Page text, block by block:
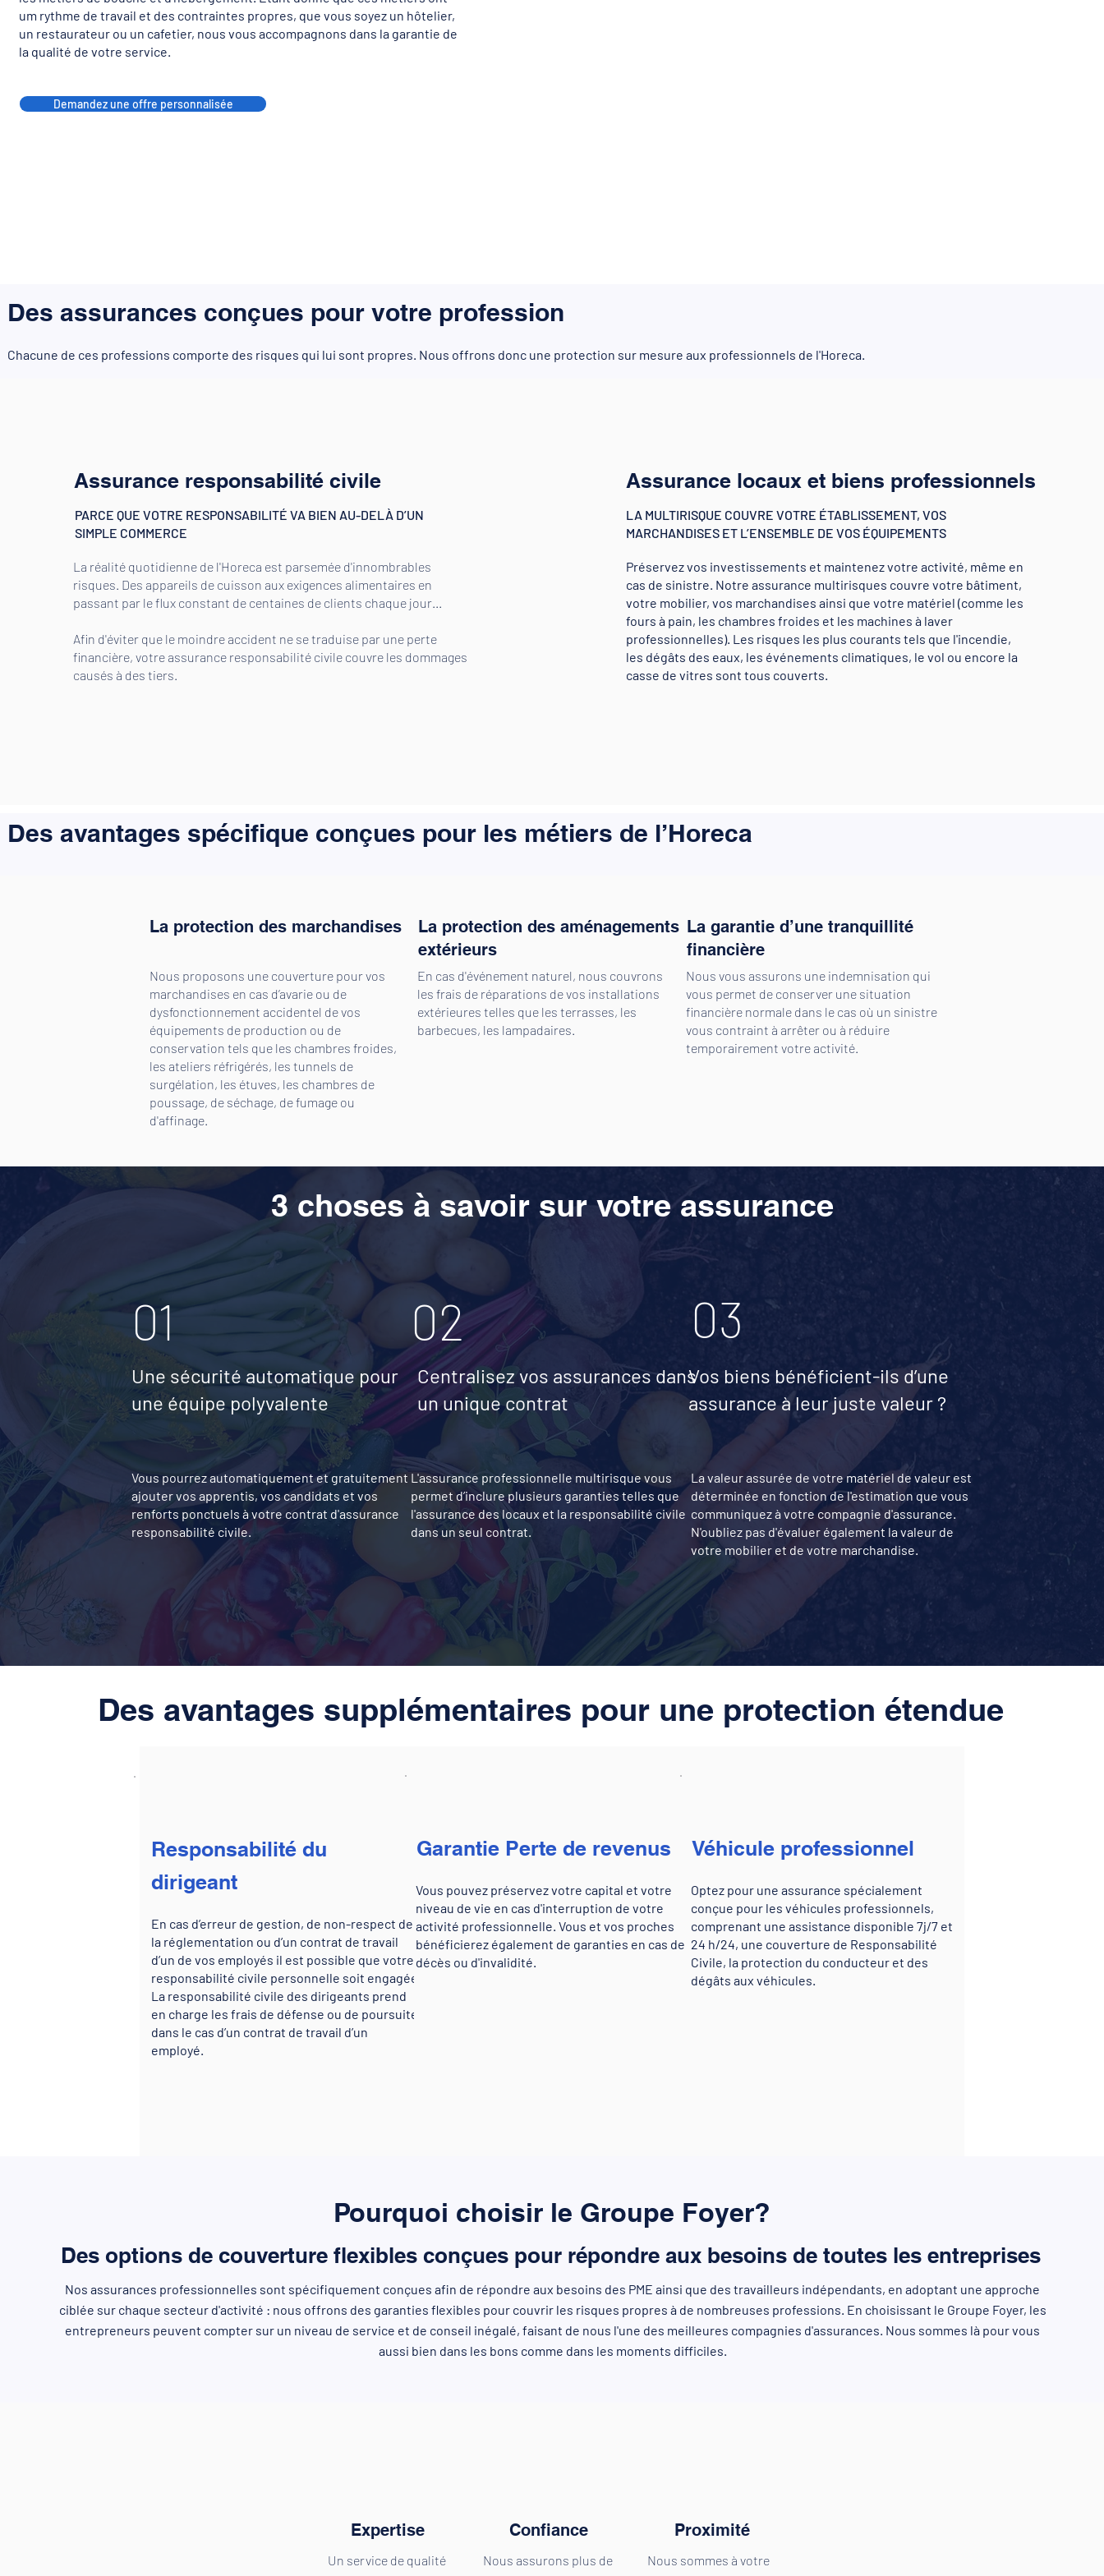
um rythme de travail et des contraintes propres, que vous soyez un hôtelier,
un restaurateur ou un cafetier, nous vous accompagnons dans la garantie de
la qualité de votre service.
Demandez une offre personnalisée
Des assurances conçues pour votre profession
Chacune de ces professions comporte des risques qui lui sont propres. Nous offrons donc une protection sur mesure aux professionnels de l'Horeca.
Assurance responsabilité civile
PARCE QUE VOTRE RESPONSABILITÉ VA BIEN AU-DELÀ D’UN
SIMPLE COMMERCE
La réalité quotidienne de l'Horeca est parsemée d'innombrables
risques. Des appareils de cuisson aux exigences alimentaires en
passant par le flux constant de centaines de clients chaque jour...
Afin d'éviter que le moindre accident ne se traduise par une perte
financière, votre assurance responsabilité civile couvre les dommages
causés à des tiers.
Assurance locaux et biens professionnels
LA MULTIRISQUE COUVRE VOTRE ÉTABLISSEMENT, VOS
MARCHANDISES ET L’ENSEMBLE DE VOS ÉQUIPEMENTS
Préservez vos investissements et maintenez votre activité, même en
cas de sinistre. Notre assurance multirisques couvre votre bâtiment,
votre mobilier, vos marchandises ainsi que votre matériel (comme les
fours à pain, les chambres froides et les machines à laver
professionnelles). Les risques les plus courants tels que l'incendie,
les dégâts des eaux, les événements climatiques, le vol ou encore la
casse de vitres sont tous couverts.
Des avantages spécifique conçues pour les métiers de l’Horeca
La protection des marchandises
Nous proposons une couverture pour vos
marchandises en cas d’avarie ou de
dysfonctionnement accidentel de vos
équipements de production ou de
conservation tels que les chambres froides,
les ateliers réfrigérés, les tunnels de
surgélation, les étuves, les chambres de
poussage, de séchage, de fumage ou
d'affinage.
La protection des aménagements
extérieurs
En cas d'événement naturel, nous couvrons
les frais de réparations de vos installations
extérieures telles que les terrasses, les
barbecues, les lampadaires.
La garantie d’une tranquillité
financière
Nous vous assurons une indemnisation qui
vous permet de conserver une situation
financière normale dans le cas où un sinistre
vous contraint à arrêter ou à réduire
temporairement votre activité.
3 choses à savoir sur votre assurance
01
Une sécurité automatique pour
une équipe polyvalente
Vous pourrez automatiquement et gratuitement
ajouter vos apprentis, vos candidats et vos
renforts ponctuels à votre contrat d'assurance
responsabilité civile.
02
Centralisez vos assurances dans
un unique contrat
L'assurance professionnelle multirisque vous
permet d’inclure plusieurs garanties telles que
l'assurance des locaux et la responsabilité civile
dans un seul contrat.
03
Vos biens bénéficient-ils d’une
assurance à leur juste valeur ?
La valeur assurée de votre matériel de valeur est
déterminée en fonction de l'estimation que vous
communiquez à votre compagnie d'assurance.
N'oubliez pas d'évaluer également la valeur de
votre mobilier et de votre marchandise.
Des avantages supplémentaires pour une protection étendue
Responsabilité du
dirigeant
En cas d’erreur de gestion, de non-respect de
la réglementation ou d’un contrat de travail
d’un de vos employés il est possible que votre
responsabilité civile personnelle soit engagée.
La responsabilité civile des dirigeants prend
en charge les frais de défense ou de poursuite
dans le cas d’un contrat de travail d’un
employé.
Garantie Perte de revenus
Vous pouvez préservez votre capital et votre
niveau de vie en cas d'interruption de votre
activité professionnelle. Vous et vos proches
bénéficierez également de garanties en cas de
décès ou d'invalidité.
Véhicule professionnel
Optez pour une assurance spécialement
conçue pour les véhicules professionnels,
comprenant une assistance disponible 7j/7 et
24 h/24, une couverture de Responsabilité
Civile, la protection du conducteur et des
dégâts aux véhicules.
Pourquoi choisir le Groupe Foyer?
Des options de couverture flexibles conçues pour répondre aux besoins de toutes les entreprises
Nos assurances professionnelles sont spécifiquement conçues afin de répondre aux besoins des PME ainsi que des travailleurs indépendants, en adoptant une approche
ciblée sur chaque secteur d'activité : nous offrons des garanties flexibles pour couvrir les risques propres à de nombreuses professions. En choisissant le Groupe Foyer, les
entrepreneurs peuvent compter sur un niveau de service et de conseil inégalé, faisant de nous l'une des meilleures compagnies d'assurances. Nous sommes là pour vous
aussi bien dans les bons comme dans les moments difficiles.
Expertise
Un service de qualité
Confiance
Nous assurons plus de
Proximité
Nous sommes à votre